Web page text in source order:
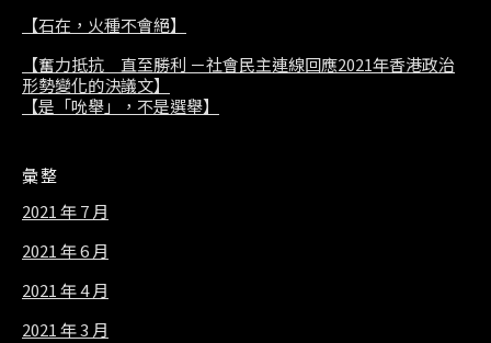
【石在，火種不會絕】
【奮力抵抗 直至勝利 －社會民主連線回應2021年香港政治
形勢變化的決議文】
【是「吮舉」，不是選舉】
彙整
2021 年 7 月
2021 年 6 月
2021 年 4 月
2021 年 3 月